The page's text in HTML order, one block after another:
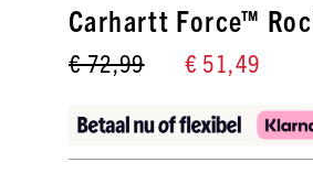
Carhartt Force™
€ 72,99 € 51,49